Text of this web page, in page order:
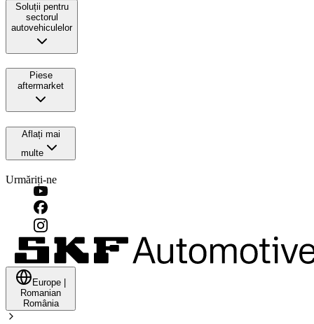
Soluții pentru
sectorul
autovehiculelor
Piese
aftermarket
Aflați mai
multe
Urmăriți-ne
Europe
Romanian
România